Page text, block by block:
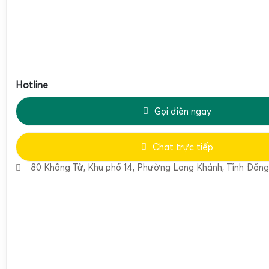
RS232/RS485 với máy in, máy tính, phần mềm quản lý.
Cấu tạo tổng thể của cân sàn XK3190-T7E
Cân sàn XK3190-T7E 1 tấn 2 tấn 3 tấn 5 tấn 10 tấn
chính: mặt sàn cân, hệ thống loadcell vàđầu cân điện tử
hình LED đỏ lớn nhất. Mặt sàn thường được làm
Hotline
Gọi điện ngay
Chat trực tiếp
80 Khổng Tử, Khu phố 14, Phường Long Khánh, Tỉnh